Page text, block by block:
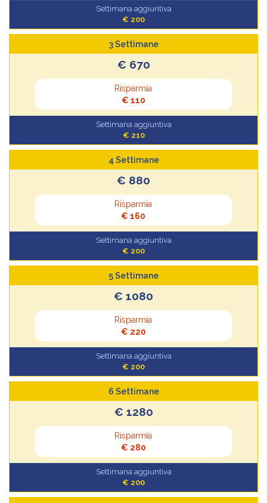
Settimana aggiuntiva
€ 200
3 Settimane
€ 670
Risparmia
€ 110
Settimana aggiuntiva
€ 210
4 Settimane
€ 880
Risparmia
€ 160
Settimana aggiuntiva
€ 200
5 Settimane
€ 1080
Risparmia
€ 220
Settimana aggiuntiva
€ 200
6 Settimane
€ 1280
Risparmia
€ 280
Settimana aggiuntiva
€ 200